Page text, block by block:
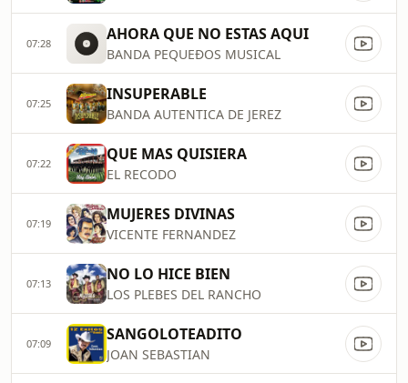
07:28 AHORA QUE NO ESTAS AQUI
BANDA PEQUEÐOS MUSICAL
07:25 INSUPERABLE
BANDA AUTENTICA DE JEREZ
07:22 QUE MAS QUISIERA
EL RECODO
07:19 MUJERES DIVINAS
VICENTE FERNANDEZ
07:13 NO LO HICE BIEN
LOS PLEBES DEL RANCHO
07:09 SANGOLOTEADITO
JOAN SEBASTIAN